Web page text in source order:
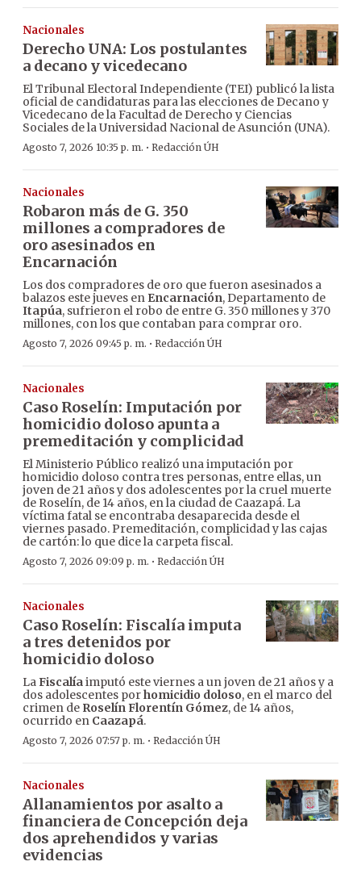
Nacionales
Derecho UNA: Los postulantes
a decano y vicedecano
El Tribunal Electoral Independiente (TEI) publicó la lista
oficial de candidaturas para las elecciones de Decano y
Vicedecano de la Facultad de Derecho y Ciencias
Sociales de la Universidad Nacional de Asunción (UNA).
Agosto 7, 2026 10:35 p. m. · Redacción ÚH
Nacionales
Robaron más de G. 350
millones a compradores de
oro asesinados en
Encarnación
Los dos compradores de oro que fueron asesinados a
balazos este jueves en Encarnación, Departamento de
Itapúa, sufrieron el robo de entre G. 350 millones y 370
millones, con los que contaban para comprar oro.
Agosto 7, 2026 09:45 p. m. · Redacción ÚH
Nacionales
Caso Roselín: Imputación por
homicidio doloso apunta a
premeditación y complicidad
El Ministerio Público realizó una imputación por
homicidio doloso contra tres personas, entre ellas, un
joven de 21 años y dos adolescentes por la cruel muerte
de Roselín, de 14 años, en la ciudad de Caazapá. La
víctima fatal se encontraba desaparecida desde el
viernes pasado. Premeditación, complicidad y las cajas
de cartón: lo que dice la carpeta fiscal.
Agosto 7, 2026 09:09 p. m. · Redacción ÚH
Nacionales
Caso Roselín: Fiscalía imputa
a tres detenidos por
homicidio doloso
LaFiscalíaimputó este viernes a un joven de 21 años y a
dos adolescentes porhomicidio doloso, en el marco del
crimen de Roselín Florentín Gómez, de 14 años,
ocurrido en Caazapá.
Agosto 7, 2026 07:57 p. m. · Redacción ÚH
Nacionales
Allanamientos por asalto a
financiera de Concepción deja
dos aprehendidos y varias
evidencias